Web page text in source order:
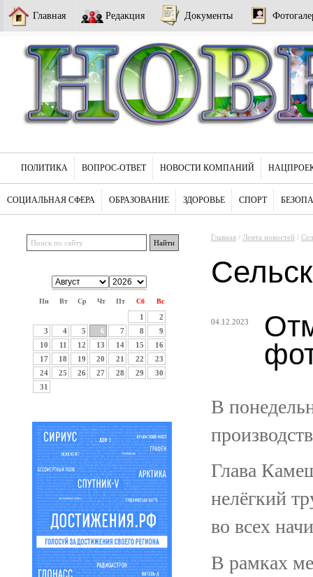
Главная Редакция Документы
ПОЛИТИКА ВОПРОС-ОТВЕТ НОВОСТИ КОМПАНИЙ
СОЦИАЛЬНАЯ СФЕРА ОБРАЗОВАНИЕ ЗДОРОВЬЕ СПОРТ
Пн Вт Ср Чт Пт Сб Вс
1
2
3
4 5 6 7 8
9
10
11 12 13 14 15
16
17
18 19 20 21 22
23
24
25 26 27 28 29
30
31
Главная / Лента новостей /
04.12.2023
В
Глава
нелёгкий
во всех
В рамках